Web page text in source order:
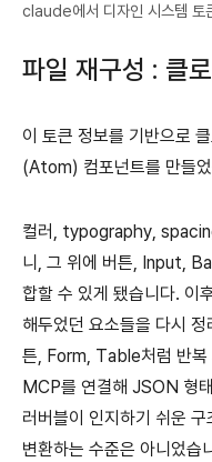
claude에서 디자인 시스템 토
파일 재구성 : 클
이 토큰 정보를 기반으로
(Atom) 컴포넌트를 만들
컬러, typography,
니, 그 위에 버튼, Input,
합할 수 있게 됐습니다. 이
해두었던 요소들을 다시
튼, Form, Table처럼 반복
MCP를 연결해 JSON 형
러버블이 인지하기 쉬운
변환하는 수준은 아니었